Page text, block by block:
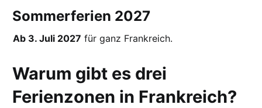
Sommerferien 2027
Ab 3. Juli 2027 für ganz Frankreich.
Warum gibt es drei
Ferienzonen in Frankreich?